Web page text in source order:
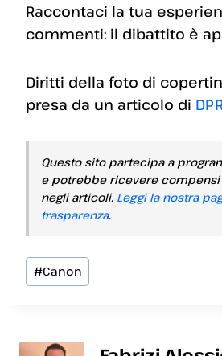
Raccontaci la tua
commenti: il dibattito è
Diritti della foto di
presa da un articolo di
Questo sito partecipa a
e potrebbe ricevere
negli articoli. Leggi la nostra
trasparenza.
Tag
articolo:
#Canon